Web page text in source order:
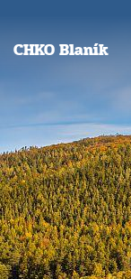
CHKO Blaník